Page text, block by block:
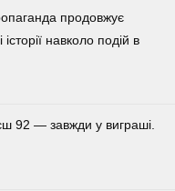
продовжує
історії навколо подій в
92 — завжди у виграші.